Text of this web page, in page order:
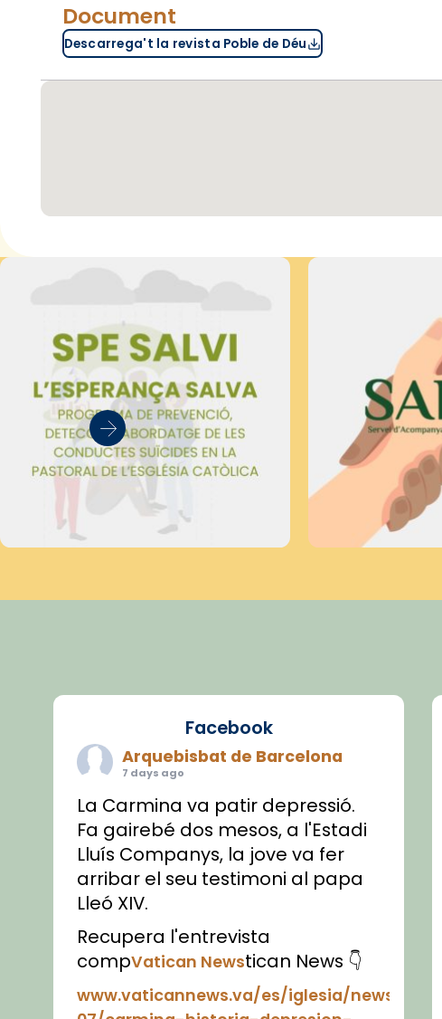
Document
Descarrega't la revista Poble de Déu
Facebook
Arquebisbat de Barcelona
7 days ago
La Carmina va patir depressió.
Fa gairebé dos mesos, a l'Estadi
Lluís Companys, la jove va fer
arribar el seu testimoni al papa
Lleó XIV.
Recupera l'entrevista
compVatican Newstican News 👇
www.vaticannews.va/es/iglesia/news/2026-